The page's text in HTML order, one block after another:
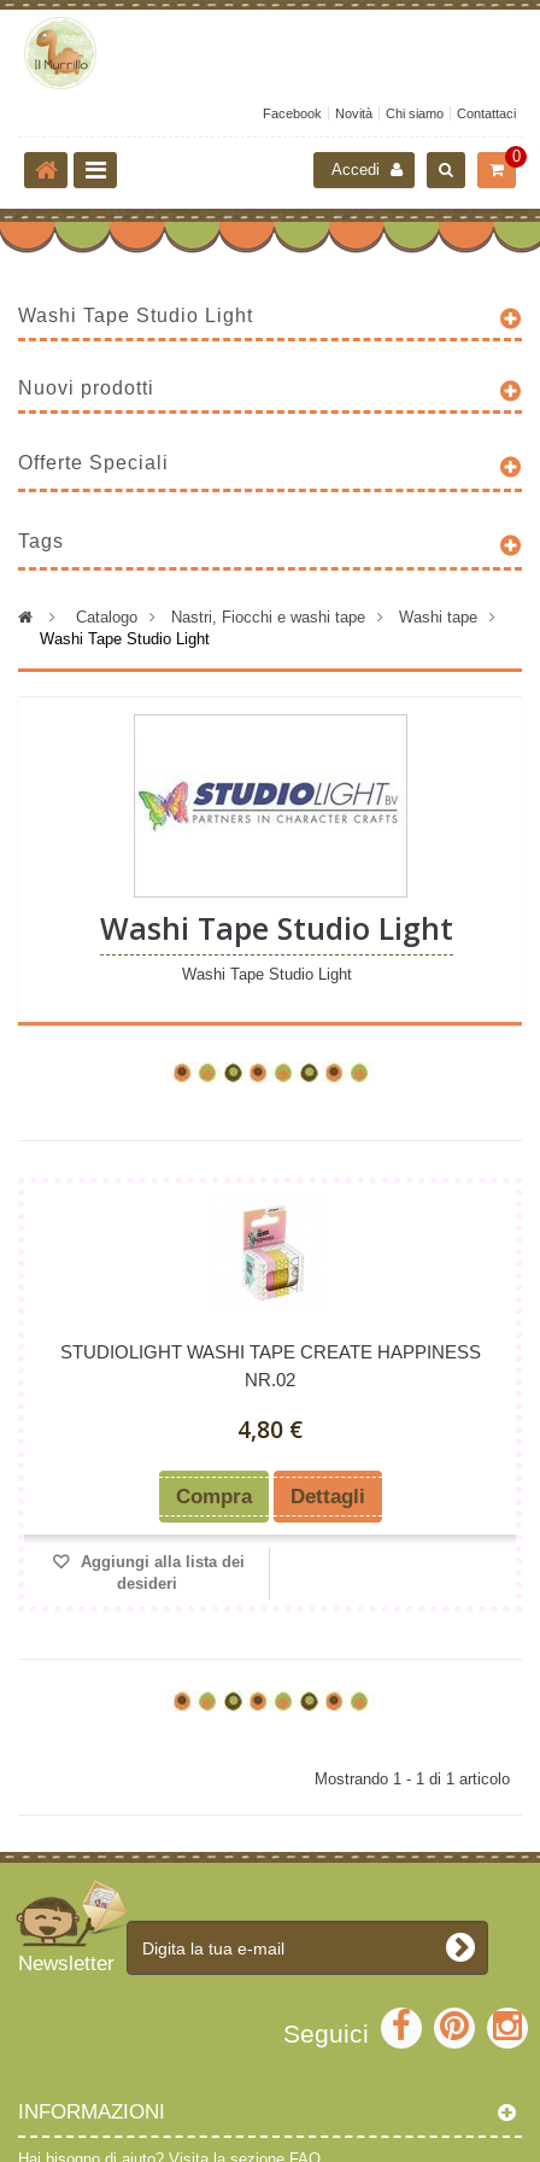
Facebook Novità Chi siamo Contattaci
0
Accedi
Washi Tape Studio Light
Nuovi prodotti
Offerte Speciali
Tags
> Catalogo > Nastri, Fiocchi e washi tape >
Washi tape
Washi Tape Studio Light
Washi Tape Studio Light
Washi Tape Studio Light
STUDIOLIGHT WASHI TAPE CREATE HAPPINESS
NR.02
4,80 €
Compra Dettagli
Aggiungi alla lista dei
desideri
Mostrando 1 - 1 di 1 articolo
Newsletter
Seguici
INFORMAZIONI